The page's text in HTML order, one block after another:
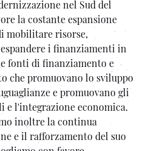
nel Sud del
la costante espansione
mobilitare risorse,
i finanziamenti in
fonti di finanziamento e
che promuovano lo sviluppo
e promuovano gli
l'integrazione economica.
inoltre la continua
e il rafforzamento del suo